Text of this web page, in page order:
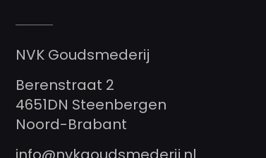
NVK Goudsmederij
Berenstraat 2
4651DN Steenbergen
Noord-Brabant